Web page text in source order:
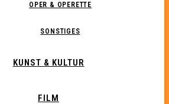
OPER & OPERETTE
SONSTIGES
KUNST & KULTUR
FILM